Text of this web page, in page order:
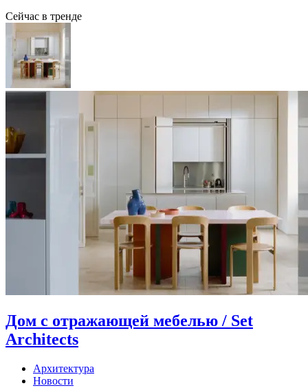
Сейчас в тренде
Дом с отражающей мебелью / Set
Architects
Архитектура
Новости